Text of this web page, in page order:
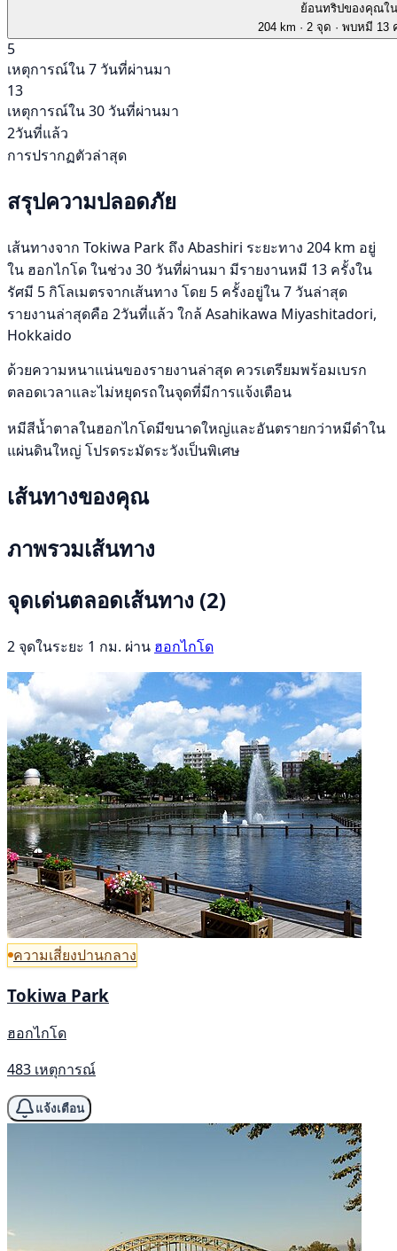
ย้อนทริปของคุณใ
204 km · 2 จุด · พบหมี 13
5
เหตุการณ์ใน 7 วันที่ผ่านมา
13
เหตุการณ์ใน 30 วันที่ผ่านมา
2วันที่แล้ว
การปรากฏตัวล่าสุด
สรุปความปลอดภัย
เส้นทางจาก Tokiwa Park ถึง Abashiri ระยะทาง 204 km อยู่
ใน ฮอกไกโด ในช่วง 30 วันที่ผ่านมา มีรายงานหมี 13 ครั้งใน
รัศมี 5 กิโลเมตรจากเส้นทาง โดย 5 ครั้งอยู่ใน 7 วันล่าสุด
รายงานล่าสุดคือ 2วันที่แล้ว ใกล้ Asahikawa Miyashitadori,
Hokkaido
ด้วยความหนาแน่นของรายงานล่าสุด ควรเตรียมพร้อมเบรก
ตลอดเวลาและไม่หยุดรถในจุดที่มีการแจ้งเตือน
หมีสีน้ำตาลในฮอกไกโดมีขนาดใหญ่และอันตรายกว่าหมีดำใน
แผ่นดินใหญ่ โปรดระมัดระวังเป็นพิเศษ
เส้นทางของคุณ
ภาพรวมเส้นทาง
จุดเด่นตลอดเส้นทาง (2)
2 จุดในระยะ 1 กม. ผ่าน ฮอกไกโด
ความเสี่ยงปานกลาง
Tokiwa Park
ฮอกไกโด
483 เหตุการณ์
แจ้งเตือน